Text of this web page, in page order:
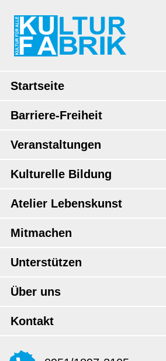
Startseite
Barriere-Freiheit
Veranstaltungen
Kulturelle Bildung
Atelier Lebenskunst
Mitmachen
Unterstützen
Über uns
Kontakt